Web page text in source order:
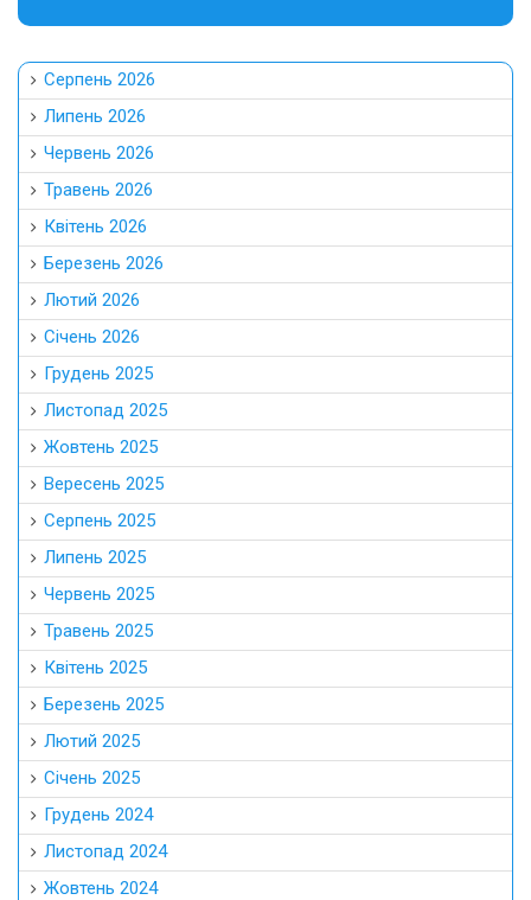
Серпень 2026
Липень 2026
Червень 2026
Травень 2026
Квітень 2026
Березень 2026
Лютий 2026
Січень 2026
Грудень 2025
Листопад 2025
Жовтень 2025
Вересень 2025
Серпень 2025
Липень 2025
Червень 2025
Травень 2025
Квітень 2025
Березень 2025
Лютий 2025
Січень 2025
Грудень 2024
Листопад 2024
Жовтень 2024